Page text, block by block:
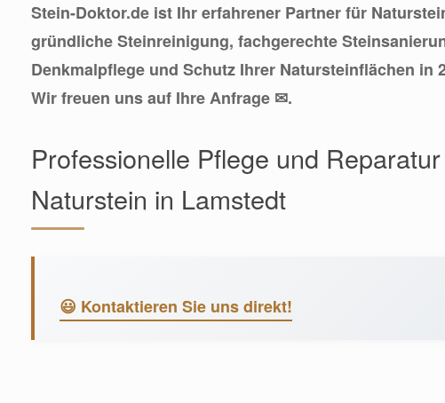
Stein-Doktor.de ist Ihr erfahrener Partner für
gründliche Steinreinigung, fachgerechte
Denkmalpflege und Schutz Ihrer Natursteinflächen in
Wir freuen uns auf Ihre Anfrage ✉.
Professionelle Pflege und
Naturstein in Lamstedt
😃 Kontaktieren Sie uns direkt!